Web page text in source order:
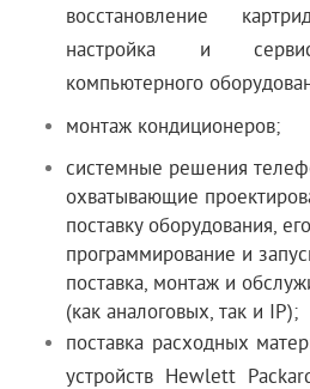
восстановление
настройка и
компьютерного
монтаж кондиционеров;
системные решения
охватывающие
поставку оборудования,
программирование и
поставка, монтаж и
(как аналоговых, так и IP);
поставка расходных
устройств Hewlett